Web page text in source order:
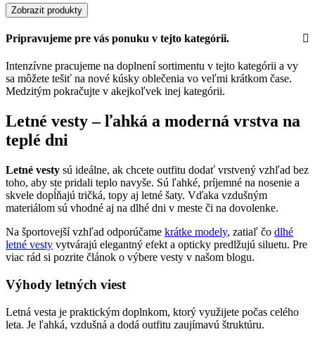
Zobrazit produkty
Pripravujeme pre vás ponuku v tejto kategórii.
Intenzívne pracujeme na doplnení sortimentu v tejto kategórii a vy
sa môžete tešiť na nové kúsky oblečenia vo veľmi krátkom čase.
Medzitým pokračujte v akejkoľvek inej kategórii.
Letné vesty – ľahká a moderná vrstva na
teplé dni
Letné vesty sú ideálne, ak chcete outfitu dodať vrstvený vzhľad bez
toho, aby ste pridali teplo navyše. Sú ľahké, príjemné na nosenie a
skvele dopĺňajú tričká, topy aj letné šaty. Vďaka vzdušným
materiálom sú vhodné aj na dlhé dni v meste či na dovolenke.
Na športovejší vzhľad odporúčame krátke modely, zatiaľ čo dlhé
letné vesty vytvárajú elegantný efekt a opticky predlžujú siluetu. Pre
viac rád si pozrite článok o výbere vesty v našom blogu.
Výhody letných viest
Letná vesta je praktickým doplnkom, ktorý využijete počas celého
leta. Je ľahká, vzdušná a dodá outfitu zaujímavú štruktúru.